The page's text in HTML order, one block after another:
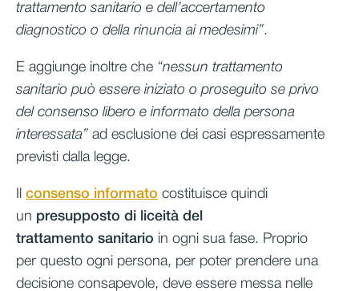
trattamento sanitario e dell’accertamento
diagnostico o della rinuncia ai medesimi”.
E aggiunge inoltre che “nessun trattamento
sanitario può essere iniziato o proseguito se privo
del consenso libero e informato della persona
interessata” ad esclusione dei casi espressamente
previsti dalla legge.
consenso informato costituisce quindi
un presupposto di liceità del
trattamento sanitario in ogni sua fase. Proprio
per questo ogni persona, per poter prendere una
decisione consapevole, deve essere messa nelle